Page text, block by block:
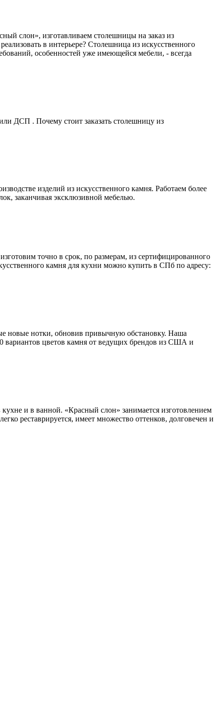
слон», изготавливаем столешницы на заказ из
в интерьере? Столешница из искусственного
особенностей уже имеющейся мебели, - всегда
ДСП . Почему стоит заказать столешницу из
изделий из искусственного камня. Работаем более
заканчивая эксклюзивной мебелью.
точно в срок, по размерам, из сертифицированного
камня для кухни можно купить в СПб по адресу:
новые нотки, обновив привычную обстановку. Наша
вариантов цветов камня от ведущих брендов из США и
и в ванной. «Красный слон» занимается изготовлением
реставрируется, имеет множество оттенков, долговечен и